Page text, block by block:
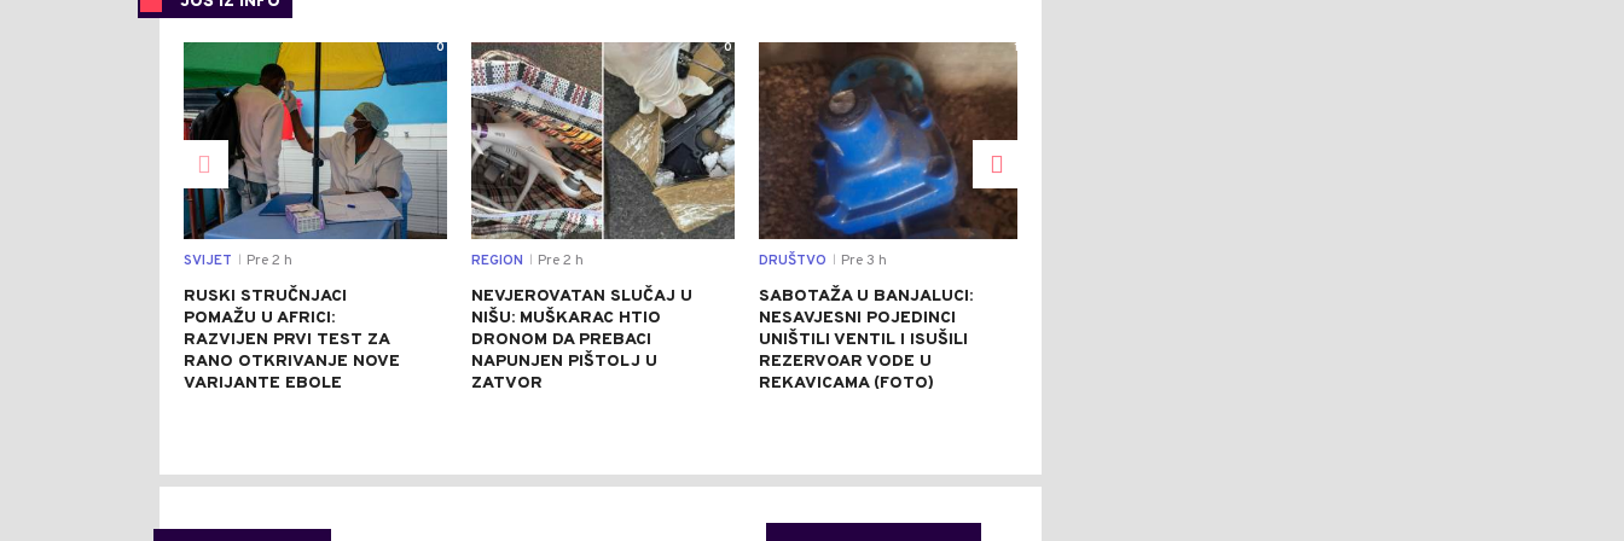
0
SVIJET Pre 2 h
RUSKI STRUČNJACI
POMAŽU U AFRICI:
RAZVIJEN PRVI TEST ZA
RANO OTKRIVANJE NOVE
VARIJANTE EBOLE
0
REGION Pre 2 h
NEVJEROVATAN SLUČAJ U
NIŠU: MUŠKARAC HTIO
DRONOM DA PREBACI
NAPUNJEN PIŠTOLJ U
ZATVOR
1
DRUŠTVO Pre 3 h
SABOTAŽA U BANJALUCI:
NESAVJESNI POJEDINCI
UNIŠTILI VENTIL I ISUŠILI
REZERVOAR VODE U
REKAVICAMA (FOTO)